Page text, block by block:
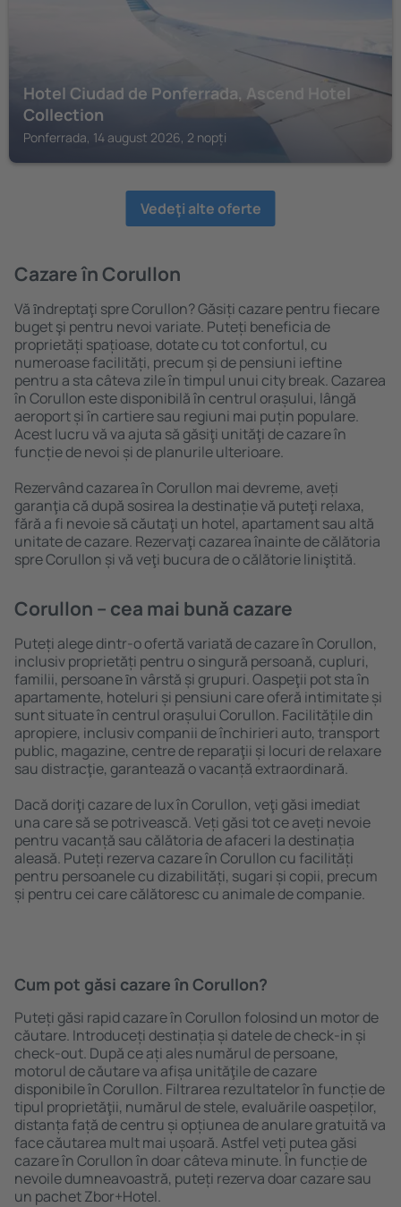
Hotel Ciudad de Ponferrada, Ascend Hotel
Collection
Ponferrada, 14 august 2026, 2 nopți
Vedeţi alte oferte
Cazare în Corullon
Vă ȋndreptaţi spre Corullon? Găsiți cazare pentru fiecare
buget şi pentru nevoi variate. Puteți beneficia de
proprietăți spațioase, dotate cu tot confortul, cu
numeroase facilități, precum și de pensiuni ieftine
pentru a sta câteva zile în timpul unui city break. Cazarea
în Corullon este disponibilă în centrul orașului, lângă
aeroport și în cartiere sau regiuni mai puțin populare.
Acest lucru vă va ajuta să găsiţi unităţi de cazare în
funcție de nevoi și de planurile ulterioare.
Rezervând cazarea în Corullon mai devreme, aveți
garanţia că după sosirea la destinație vă puteţi relaxa,
fără a fi nevoie să căutaţi un hotel, apartament sau altă
unitate de cazare. Rezervaţi cazarea înainte de călătoria
spre Corullon și vă veţi bucura de o călătorie liniştită.
Corullon – cea mai bună cazare
Puteți alege dintr-o ofertă variată de cazare în Corullon,
inclusiv proprietăți pentru o singură persoană, cupluri,
familii, persoane ȋn vârstă și grupuri. Oaspeţii pot sta în
apartamente, hoteluri și pensiuni care oferă intimitate și
sunt situate în centrul orașului Corullon. Facilitățile din
apropiere, inclusiv companii de închirieri auto, transport
public, magazine, centre de reparaţii și locuri de relaxare
sau distracţie, garantează o vacanță extraordinară.
Dacă doriţi cazare de lux în Corullon, veţi găsi imediat
una care să se potrivească. Veți găsi tot ce aveți nevoie
pentru vacanță sau călătoria de afaceri la destinația
aleasă. Puteți rezerva cazare în Corullon cu facilități
pentru persoanele cu dizabilități, sugari și copii, precum
și pentru cei care călătoresc cu animale de companie.
Cum pot găsi cazare în Corullon?
Puteți găsi rapid cazare în Corullon folosind un motor de
căutare. Introduceți destinația și datele de check-in și
check-out. După ce ați ales numărul de persoane,
motorul de căutare va afișa unităţile de cazare
disponibile în Corullon. Filtrarea rezultatelor în funcție de
tipul proprietăţii, numărul de stele, evaluările oaspeților,
distanța față de centru și opțiunea de anulare gratuită va
face căutarea mult mai ușoară. Astfel veți putea găsi
cazare în Corullon în doar câteva minute. În funcție de
nevoile dumneavoastră, puteți rezerva doar cazare sau
un pachet Zbor+Hotel.